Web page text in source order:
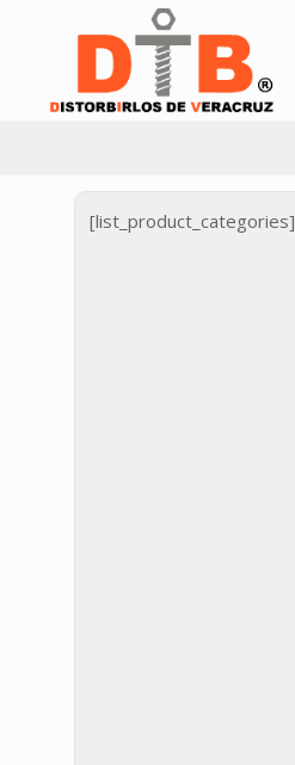
[list_product_categories]